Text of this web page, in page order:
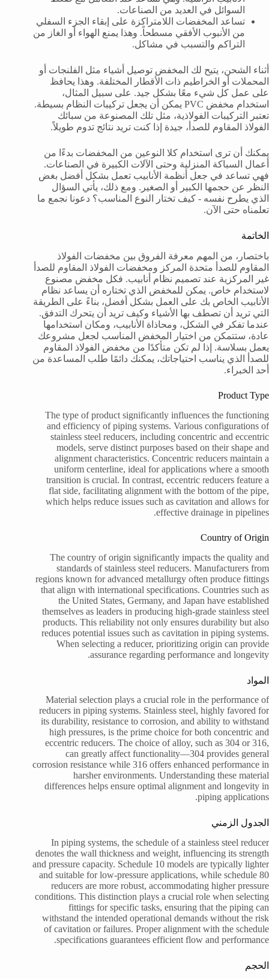
السوائل في العديد من الصناعات.
تساعد المخفضات اللامتراكزة على إبقاء الجزء السفلي
من الأنبوب الأفقي مسطحاً. وهذا يمنع الهواء أو الغاز من
التراكم والتسبب في مشاكل.
أثناء الشحن، يتيح لك المخفض توصيل أشياء مثل الفلنجات أو
المحملات أو الخراطيم ذات الأقطار المختلفة. وهذا يحافظ
على عمل كل شيء معًا بشكل جيد. على سبيل المثال،
استخدام مخفض PVC يمكن أن يجعل تركيبات النظام بسيطة.
تعتبر التركيبات الفولاذية، مثل تلك المصنوعة من سبائك
الفولاذ المقاوم للصدأ، جيدة إذا كنت تريد نتائج تدوم طويلاً.
يمكنك أن ترى استخدام كلا النوعين من المخفضات بدءًا من
أعمال السباكة المنزلية وحتى الآلات الكبيرة في الصناعات.
فهي تساعد في جعل أنظمة الأنابيب تعمل بشكل أفضل بغض
النظر عن حجمها الكبير أو الصغير. ومع ذلك، يأتي السؤال
الذي يطرح نفسه - كيف تختار النوع المناسب؟ دعونا نجمع ما
تعلمناه حتى الآن.
الخاتمة
باختصار، من المهم معرفة الفروق بين مخفضات الفولاذ
المقاوم للصدأ متحدة المركز ومخفضات الفولاذ المقاوم للصدأ
غير المركزية عند تصميم نظام أنابيب. فكل مخفض مصنوع
لاستخدام خاص. يمكن للمخفض الذي تختاره أن يساعد نظام
الأنابيب الخاص بك على العمل بشكل أفضل، بناءً على الطريقة
التي تريد أن تصطف بها الأشياء وكيف تريد أن يتحرك التدفق.
عندما تفكر في الشكل، ومحاذاة الأنابيب، ومكان استخدامها
عادة، ستتمكن من اختيار المخفض المناسب لجعل مشروعك
يعمل بسلاسة. إذا لم تكن متأكدًا من مخفض الفولاذ المقاوم
للصدأ الذي يناسب احتياجاتك، يمكنك دائمًا طلب المساعدة من
أحد الخبراء.
Product Type
The type of product significantly influences the functioning
and efficiency of piping systems. Various configurations of
stainless steel reducers, including concentric and eccentric
models, serve distinct purposes based on their shape and
alignment characteristics. Concentric reducers maintain a
uniform centerline, ideal for applications where a smooth
transition is crucial. In contrast, eccentric reducers feature a
flat side, facilitating alignment with the bottom of the pipe,
which helps reduce issues such as cavitation and allows for
effective drainage in pipelines.
Country of Origin
The country of origin significantly impacts the quality and
standards of stainless steel reducers. Manufacturers from
regions known for advanced metallurgy often produce fittings
that align with international specifications. Countries such as
the United States, Germany, and Japan have established
themselves as leaders in producing high-grade stainless steel
products. This reliability not only ensures durability but also
reduces potential issues such as cavitation in piping systems.
When selecting a reducer, prioritizing origin can provide
assurance regarding performance and longevity.
المواد
Material selection plays a crucial role in the performance of
reducers in piping systems. Stainless steel, highly favored for
its durability, resistance to corrosion, and ability to withstand
high pressures, is the prime choice for both concentric and
eccentric reducers. The choice of alloy, such as 304 or 316,
can greatly affect functionality—304 provides general
corrosion resistance while 316 offers enhanced performance in
harsher environments. Understanding these material
differences helps ensure optimal alignment and longevity in
piping applications.
الجدول الزمني
In piping systems, the schedule of a stainless steel reducer
denotes the wall thickness and weight, influencing its strength
and pressure capacity. Schedule 10 models are typically lighter
and suitable for low-pressure applications, while schedule 80
reducers are more robust, accommodating higher pressure
conditions. This distinction plays a crucial role when selecting
fittings for specific tasks, ensuring that the piping can
withstand the intended operational demands without the risk
of cavitation or failures. Proper alignment with the schedule
specifications guarantees efficient flow and performance.
الحجم